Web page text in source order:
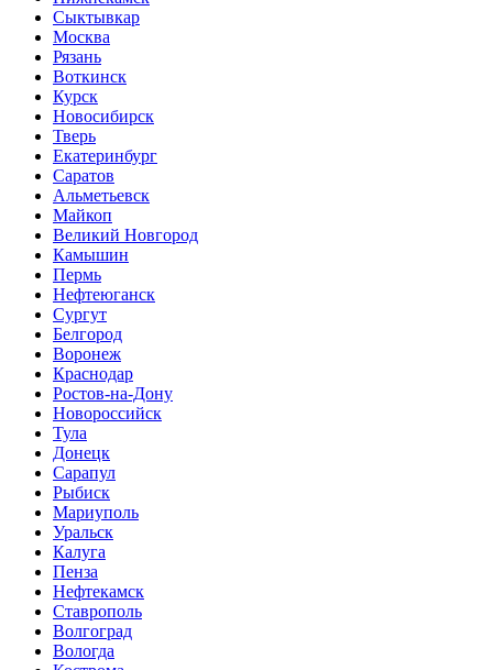
Сыктывкар
Москва
Рязань
Воткинск
Курск
Новосибирск
Тверь
Екатеринбург
Саратов
Альметьевск
Майкоп
Великий Новгород
Камышин
Пермь
Нефтеюганск
Сургут
Белгород
Воронеж
Краснодар
Ростов-на-Дону
Новороссийск
Тула
Донецк
Сарапул
Рыбиск
Мариуполь
Уральск
Калуга
Пенза
Нефтекамск
Ставрополь
Волгоград
Вологда